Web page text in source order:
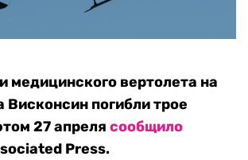
медицинского вертолета на
Висконсин погибли трое
27 апреля сообщило
Press.